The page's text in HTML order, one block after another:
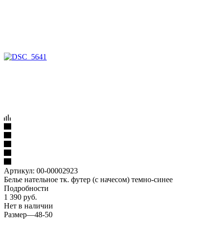
Артикул: 00-00002923
Белье нательное тк. футер (с начесом) темно-синее
Подробности
1 390 руб.
Нет в наличии
Размер—48-50